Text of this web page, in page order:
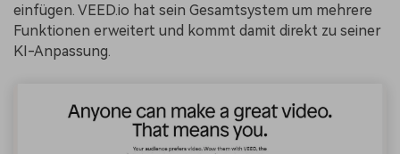
einfügen. VEED.io hat sein Gesamtsystem um mehrere
Funktionen erweitert und kommt damit direkt zu seiner
KI-Anpassung.